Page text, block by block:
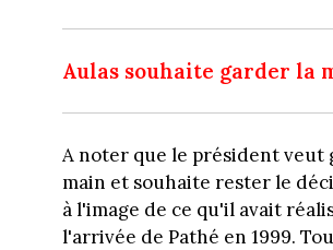
Aulas souhaite garder la
A noter que le président veut
main et souhaite rester le
à l'image de ce qu'il avait
l'arrivée de Pathé en 1999.